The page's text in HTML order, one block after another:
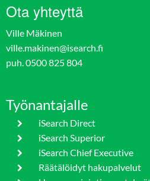
Ota yhteyttä
Ville Mäkinen
ville.makinen@isearch.fi
puh. 0500 825 804
Työnantajalle
iSearch Direct
iSearch Superior
iSearch Chief Executive
Räätälöidyt hakupalvelut